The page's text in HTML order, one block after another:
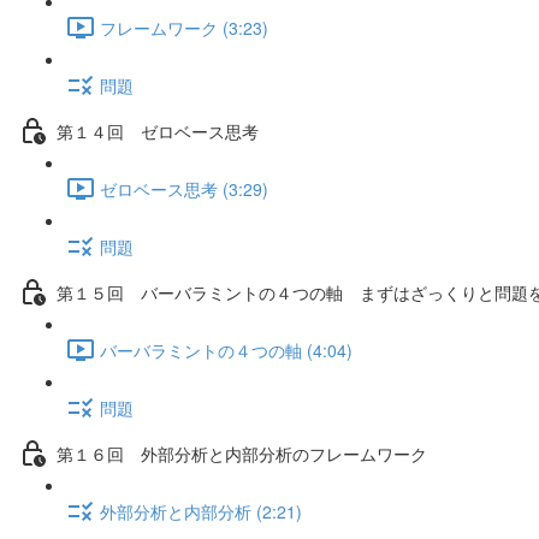
フレームワーク (3:23)
問題
第１４回 ゼロベース思考
ゼロベース思考 (3:29)
問題
第１５回 バーバラミントの４つの軸 まずはざっくりと問題
バーバラミントの４つの軸 (4:04)
問題
第１６回 外部分析と内部分析のフレームワーク
外部分析と内部分析 (2:21)